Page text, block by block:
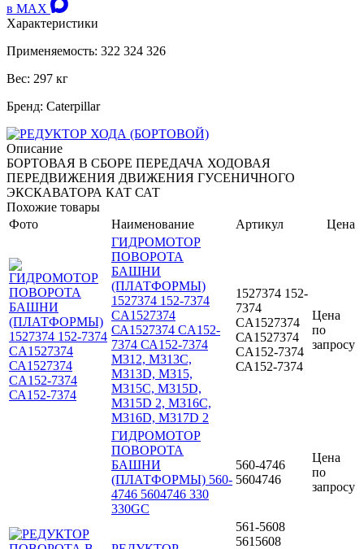
в MAX
Характеристики
Применяемость: 322 324 326
Вес: 297 кг
Бренд: Caterpillar
Описание
БОРТОВАЯ В СБОРЕ ПЕРЕДАЧА ХОДОВАЯ
ПЕРЕДВИЖЕНИЯ ДВИЖЕНИЯ ГУСЕНИЧНОГО
ЭКСКАВАТОРА КАТ САТ
Похожие товары
Фото
Наименование Артикул
Цена
ГИДРОМОТОР
ПОВОРОТА
БАШНИ
(ПЛАТФОРМЫ)
1527374 152-7374
CA1527374
СА1527374 CA152-
7374 СА152-7374
M312, M313C,
M313D, M315,
M315C, M315D,
M315D 2, M316C,
M316D, M317D 2
1527374 152-
7374
CA1527374
СА1527374
CA152-7374
СА152-7374
Цена
по
запросу
ГИДРОМОТОР
ПОВОРОТА
БАШНИ
(ПЛАТФОРМЫ) 560-
4746 5604746 330
330GC
560-4746
5604746
Цена
по
запросу
561-5608
5615608